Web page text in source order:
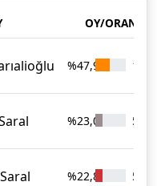
OY/ORAN
%47,97
%23,05
%22,82